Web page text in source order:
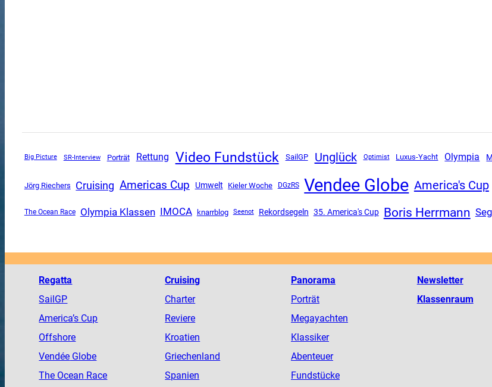
Big Picture SR-Interview Porträt Rettung Video Fundstück SailGP Unglück Optimist Luxus-Yacht Olympia
Jörg Riechers Cruising Americas Cup Umwelt Kieler Woche DGzRS Vendee Globe America's Cup
The Ocean Race Olympia Klassen IMOCA knarrblog Seenot Rekordsegeln 35. America's Cup Boris Herrmann
Regatta
SailGP
America’s Cup
Offshore
Vendée Globe
The Ocean Race
Cruising
Charter
Reviere
Kroatien
Griechenland
Spanien
Panorama
Porträt
Megayachten
Klassiker
Abenteuer
Fundstücke
Newsletter
Klassenraum